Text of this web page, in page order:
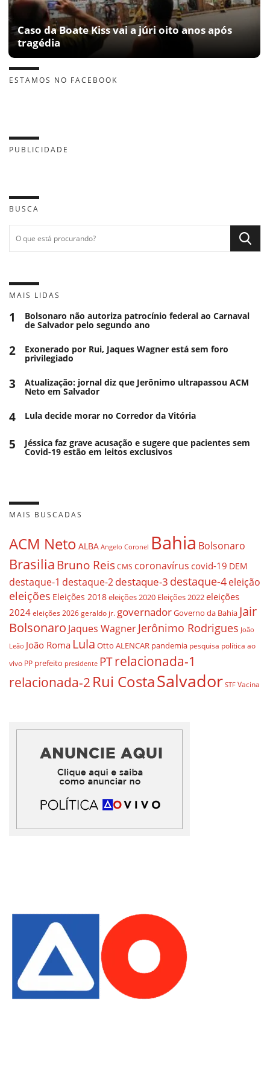
Caso da Boate Kiss vai a júri oito anos após
tragédia
ESTAMOS NO FACEBOOK
PUBLICIDADE
BUSCA
MAIS LIDAS
1 Bolsonaro não autoriza patrocínio federal ao Carnaval
de Salvador pelo segundo ano
2 Exonerado por Rui, Jaques Wagner está sem foro
privilegiado
3 Atualização: jornal diz que Jerônimo ultrapassou ACM
Neto em Salvador
4 Lula decide morar no Corredor da Vitória
5 Jéssica faz grave acusação e sugere que pacientes sem
Covid-19 estão em leitos exclusivos
MAIS BUSCADAS
ACM Neto ALBA Angelo Coronel Bahia Bolsonaro
BrasiliaBruno ReisCMS coronavírus covid-19 DEM
destaque-1 destaque-2destaque-3 destaque-4eleição
eleições Eleições 2018eleições 2020 Eleições 2022eleições
2024 eleições 2026 geraldo jr. governadorGoverno da Bahia Jair
Bolsonaro Jaques WagnerJerônimo Rodrigues João
Leão João Roma Lula Otto ALENCAR pandemia pesquisa política ao
vivo PP prefeito presidente PTrelacionada-1
relacionada-2 Rui CostaSalvador STF Vacina